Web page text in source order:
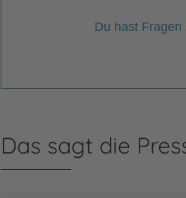
Du hast
Das sagt die